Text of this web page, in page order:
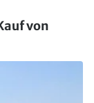
von